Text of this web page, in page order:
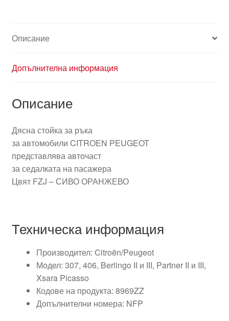
Описание
Допълнителна информация
Описание
Дясна стойка за ръка
за автомобили CITROEN PEUGEOT
представлява авточаст
за седалката на пасажера
Цвят FZJ – СИВО ОРАНЖЕВО
Техническа информация
Производител: Citroën/Peugeot
Модел: 307, 406, Berlingo II и III, Partner II и III,
Xsara Picasso
Кодове на продукта: 8969ZZ
Допълнителни номера: NFP